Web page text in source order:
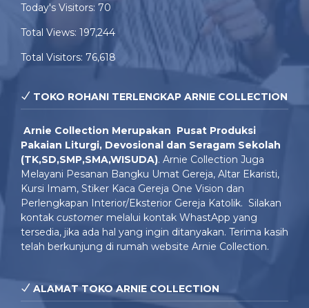
Today's Visitors: 70
Total Views: 197,244
Total Visitors: 76,618
TOKO ROHANI TERLENGKAP ARNIE COLLECTION
Arnie Collection Merupakan Pusat Produksi
Pakaian Liturgi, Devosional dan Seragam Sekolah
(TK,SD,SMP,SMA,WISUDA). Arnie Collection Juga
Melayani Pesanan Bangku Umat Gereja, Altar Ekaristi,
Kursi Imam, Stiker Kaca Gereja One Vision dan
Perlengkapan Interior/Eksterior Gereja Katolik. Silakan
kontak customer melalui kontak WhastApp yang
tersedia, jika ada hal yang ingin ditanyakan. Terima kasih
telah berkunjung di rumah website Arnie Collection.
ALAMAT TOKO ARNIE COLLECTION